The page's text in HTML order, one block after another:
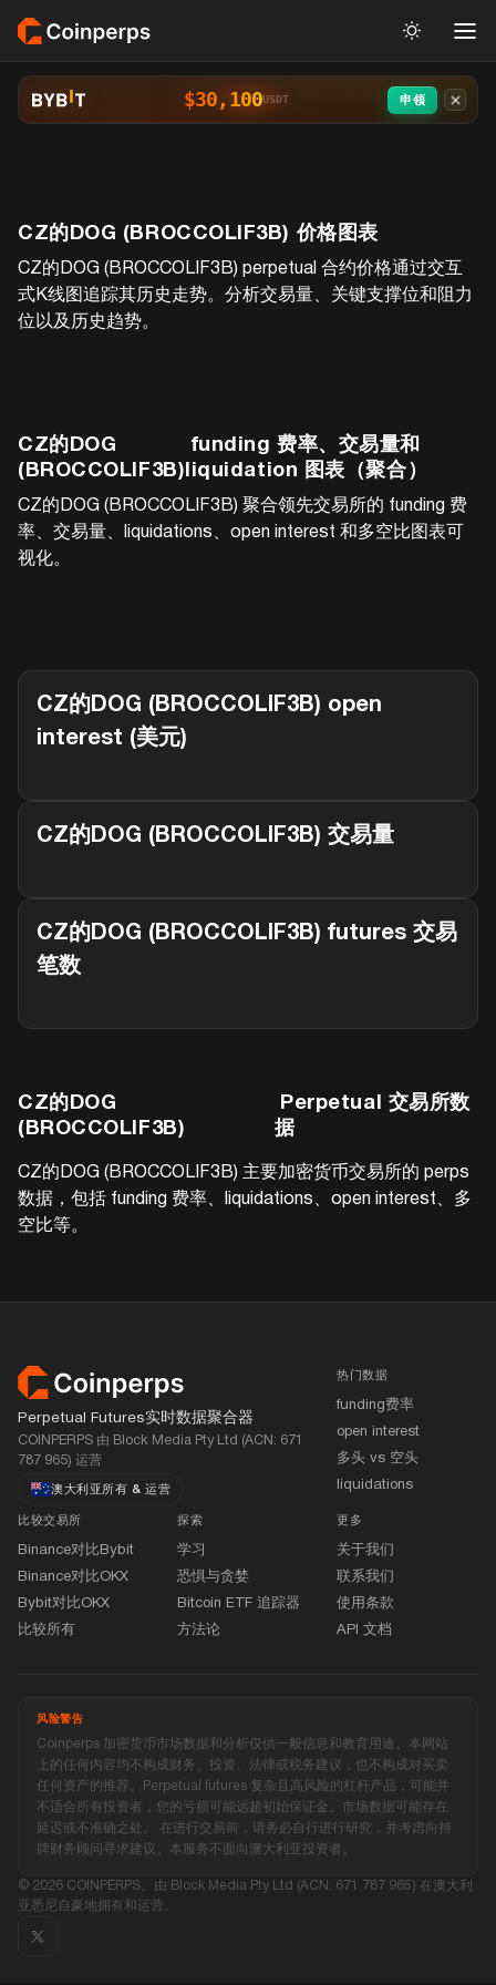
$30,100USDT 申领
CZ的DOG (BROCCOLIF3B) 价格图表
CZ的DOG (BROCCOLIF3B) perpetual 合约价格通过交互
式K线图追踪其历史走势。分析交易量、关键支撑位和阻力
位以及历史趋势。
CZ的DOG
(BROCCOLIF3B)
funding 费率、交易量和
liquidation 图表（聚合）
CZ的DOG (BROCCOLIF3B) 聚合领先交易所的 funding 费
率、交易量、liquidations、open interest 和多空比图表可
视化。
CZ的DOG (BROCCOLIF3B) open
interest (美元)
CZ的DOG (BROCCOLIF3B) 交易量
CZ的DOG (BROCCOLIF3B) futures 交易
笔数
CZ的DOG
(BROCCOLIF3B)
Perpetual 交易所数
据
CZ的DOG (BROCCOLIF3B) 主要加密货币交易所的 perps
数据，包括 funding 费率、liquidations、open interest、多
空比等。
页脚
Perpetual Futures实时数据聚合器
COINPERPS 由 Block Media Pty Ltd (ACN: 671
787 965) 运营
澳大利亚所有 & 运营
热门数据
funding费率
open interest
多头 vs 空头
liquidations
比较交易所
Binance对比Bybit
Binance对比OKX
Bybit对比OKX
比较所有
探索
学习
恐惧与贪婪
Bitcoin ETF 追踪器
方法论
更多
关于我们
联系我们
使用条款
API 文档
风险警告
Coinperps 加密货币市场数据和分析仅供一般信息和教育用途。本网站
上的任何内容均不构成财务、投资、法律或税务建议，也不构成对买卖
任何资产的推荐。Perpetual futures 复杂且高风险的杠杆产品，可能并
不适合所有投资者，您的亏损可能远超初始保证金。市场数据可能存在
延迟或不准确之处。 在进行交易前，请务必自行进行研究，并考虑向持
牌财务顾问寻求建议。本服务不面向澳大利亚投资者。
© 2026 COINPERPS。由 Block Media Pty Ltd (ACN: 671 787 965) 在澳大利
亚悉尼自豪地拥有和运营。